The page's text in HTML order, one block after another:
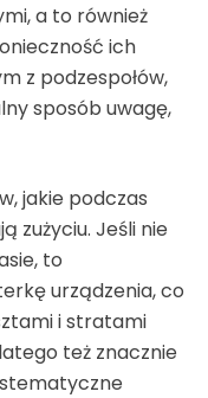
a to również
ich
z podzespołów,
sposób uwagę,
jakie podczas
zużyciu. Jeśli nie
to
urządzenia, co
i stratami
też znacznie